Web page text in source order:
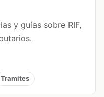
y guías sobre RIF,
Tramites